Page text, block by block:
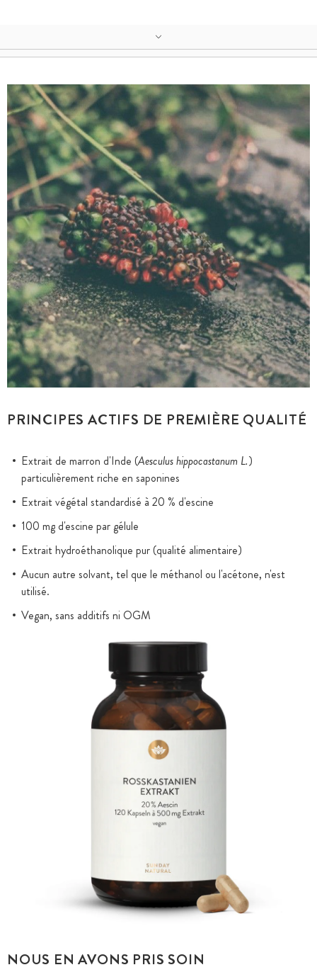
PRINCIPES ACTIFS DE PREMIÈRE QUALITÉ
Extrait de marron d'Inde (Aesculus hippocastanum L.)
particulièrement riche en saponines
Extrait végétal standardisé à 20 % d'escine
100 mg d'escine par gélule
Extrait hydroéthanolique pur (qualité alimentaire)
Aucun autre solvant, tel que le méthanol ou l'acétone, n'est
utilisé.
Vegan, sans additifs ni OGM
NOUS EN AVONS PRIS SOIN